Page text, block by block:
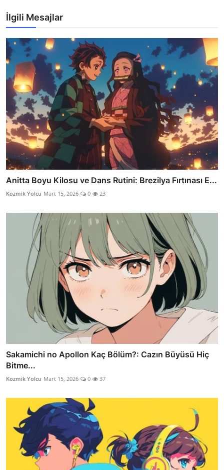
İlgili Mesajlar
Anitta Boyu Kilosu ve Dans Rutini: Brezilya Fırtınası E...
Kozmik Yolcu Mart 15, 2026 0 23
Sakamichi no Apollon Kaç Bölüm?: Cazın Büyüsü Hiç
Bitme...
Kozmik Yolcu Mart 15, 2026 0 37